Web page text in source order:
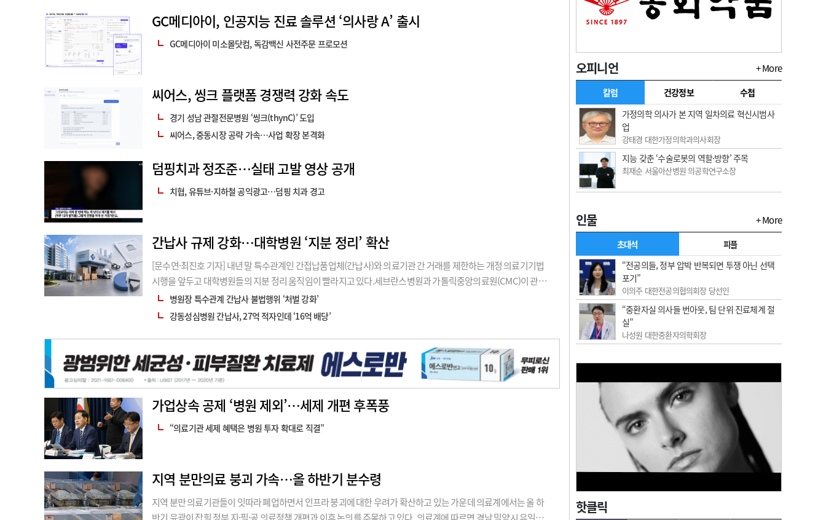
GC메디아이, 인공지능 진료 솔루션 ‘의사랑 A’ 출시
GC메디아이 미소몰닷컴, 독감백신 사전주문 프로모션
씨어스, 씽크 플랫폼 경쟁력 강화 속도
경기 성남 관절전문병원 ‘씽크(thynC)’ 도입
씨어스, 중동시장 공략 가속…사업 확장 본격화
덤핑치과 정조준…실태 고발 영상 공개
치협, 유튜브·지하철 공익광고…덤핑 치과 경고
간납사 규제 강화…대학병원 ‘지분 정리’ 확산
[문수연·최진호 기자] 내년 말 특수관계인 간접납품업체(간납사)와 의료기관 간 거래를 제한하는 개정 의료기기법
시행을 앞두고 대학병원들의 지분 정리 움직임이 빨라지고 있다.세브란스병원과 가톨릭중앙의료원(CMC)이 관련
간납업체 지분을 정리한 데 이어 서울아산병원과 을지대의료원, 순천향대병원도 매각 절차를 밟거나 추진하고 있
다.여기에 아직 구체적인 매각 일정이 공개되지
병원장 특수관계 간납사 불법행위 ‘처벌 강화’
강동성심병원 간납사, 27억 적자인데 ‘16억 배당’
가업상속 공제 ‘병원 제외’…세제 개편 후폭풍
“의료기관 세제 혜택은 병원 투자 확대로 직결”
지역 분만의료 붕괴 가속…올 하반기 분수령
지역 분만 의료기관들이 잇따라 폐업하면서 인프라 붕괴에 대한 우려가 확산하고 있는 가운데 의료계에서는 올 하
오피니언 + More
칼럼 건강정보
수첩
가정의학 의사가 본 지역 일차의료 혁신시범사
업
강태경 대한가정의학과의사회장
지능 갖춘 ‘수술로봇의 역할·방향’ 주목
최재순 서울아산병원 의공학연구소장
인물 + More
초대석
피플
“전공의들, 정부 압박 반복되면 투쟁 아닌 선택
포기”
이의주 대한전공의협의회장 당선인
“중환자실 의사들 번아웃, 팀 단위 진료체계 절
실”
나성원 대한중환자의학회장
핫클릭